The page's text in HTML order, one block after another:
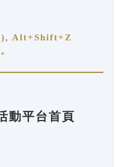
Alt+Shift+Z
動平台首頁